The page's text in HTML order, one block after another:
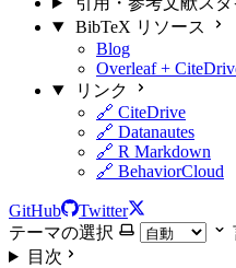
BibTeX リソース
Blog
Overleaf +
リンク
🔗 CiteDrive
🔗 Datanautes
🔗 R Markdown
🔗 BehaviorCloud
GitHub
Twitter
テーマの選択
目次